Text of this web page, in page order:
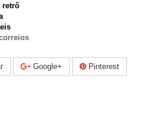
retrô
Google+ Pinterest